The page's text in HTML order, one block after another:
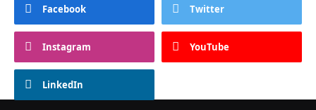
Facebook Twitter
Instagram YouTube
LinkedIn